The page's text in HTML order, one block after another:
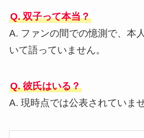
Q. 双子って本当？
A. ファンの間での憶測で、本
いて語っていません。
Q. 彼氏はいる？
A. 現時点では公表されていませ